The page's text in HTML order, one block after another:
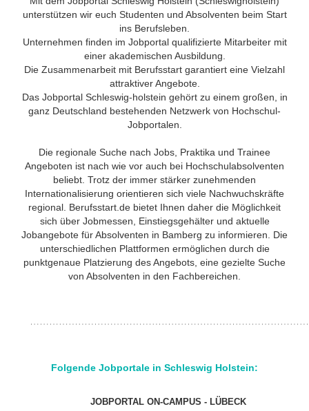
unterstützen wir euch Studenten und Absolventen beim Start
ins Berufsleben.
Unternehmen finden im Jobportal qualifizierte Mitarbeiter mit
einer akademischen Ausbildung.
Die Zusammenarbeit mit Berufsstart garantiert eine Vielzahl
attraktiver Angebote.
Das Jobportal Schleswig-holstein gehört zu einem großen, in
ganz Deutschland bestehenden Netzwerk von Hochschul-
Jobportalen.
Die regionale Suche nach Jobs, Praktika und Trainee
Angeboten ist nach wie vor auch bei Hochschulabsolventen
beliebt. Trotz der immer stärker zunehmenden
Internationalisierung orientieren sich viele Nachwuchskräfte
regional. Berufsstart.de bietet Ihnen daher die Möglichkeit
sich über Jobmessen, Einstiegsgehälter und aktuelle
Jobangebote für Absolventen in Bamberg zu informieren. Die
unterschiedlichen Plattformen ermöglichen durch die
punktgenaue Platzierung des Angebots, eine gezielte Suche
von Absolventen in den Fachbereichen.
Folgende Jobportale in Schleswig Holstein:
JOBPORTAL ON-CAMPUS - LÜBECK